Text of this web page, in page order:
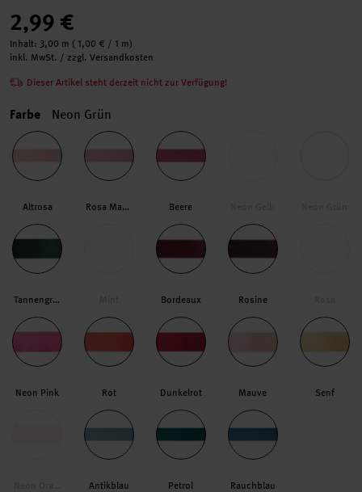
2,99 €
Inhalt: 3,00 m ( 1,00 € / 1 m)
inkl. MwSt. / zzgl. Versandkosten
Dieser Artikel steht derzeit nicht zur Verfügung!
Farbe Neon Grün
Altrosa Rosa Mauve Beere
Tannengrün Bordeaux Rosine
Neon Pink Rot Dunkelrot Mauve Senf
Antikblau Petrol Rauchblau